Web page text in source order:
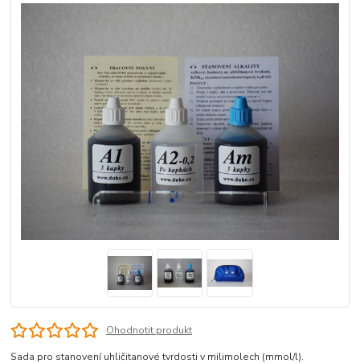
Ohodnotit produkt
Sada pro stanovení uhličitanové tvrdosti v milimolech (mmol/l).